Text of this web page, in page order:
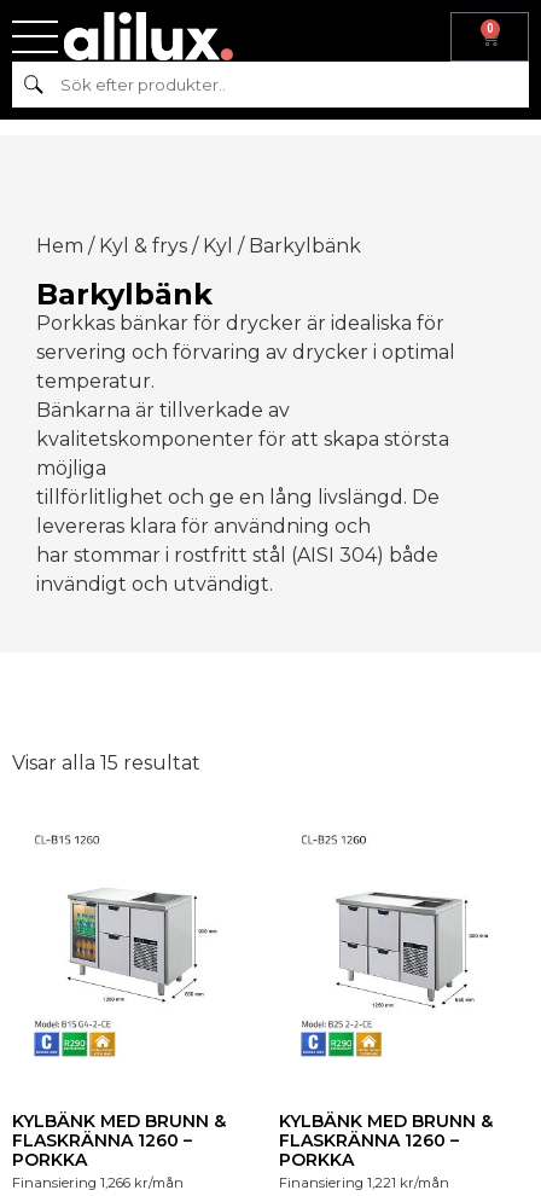
0
Sök
Hem / Kyl & frys / Kyl / Barkylbänk
Barkylbänk
Porkkas bänkar för drycker är idealiska för
servering och förvaring av drycker i optimal
temperatur.
Bänkarna är tillverkade av
kvalitetskomponenter för att skapa största
möjliga
tillförlitlighet och ge en lång livslängd. De
levereras klara för användning och
har stommar i rostfritt stål (AISI 304) både
invändigt och utvändigt.
Visar alla 15 resultat
KYLBÄNK MED BRUNN &
FLASKRÄNNA 1260 –
PORKKA
Finansiering 1,266 kr/mån
KYLBÄNK MED BRUNN &
FLASKRÄNNA 1260 –
PORKKA
Finansiering 1,221 kr/mån